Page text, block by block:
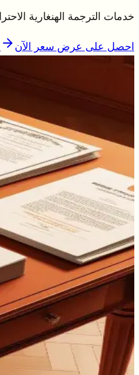
خدمات الترجمة الهنغارية
احصل على عرض سعر الآن